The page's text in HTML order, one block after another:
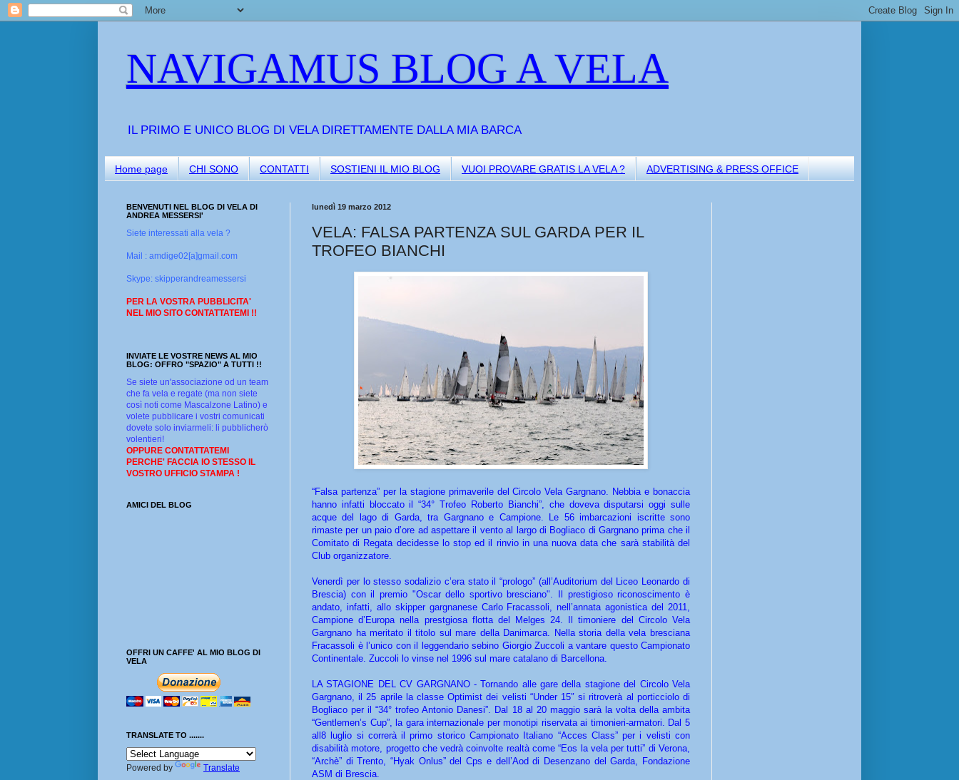
NAVIGAMUS BLOG A VELA
IL PRIMO E UNICO BLOG DI VELA DIRETTAMENTE DALLA MIA BARCA
Home page CHI SONO CONTATTI SOSTIENI IL MIO BLOG VUOI PROVARE GRATIS LA VELA ? ADVERTISING & PRESS OFFICE
lunedì 19 marzo 2012
VELA: FALSA PARTENZA SUL GARDA PER IL
TROFEO BIANCHI
“Falsa partenza” per la stagione primaverile del Circolo Vela Gargnano. Nebbia e bonaccia
hanno infatti bloccato il “34° Trofeo Roberto Bianchi”, che doveva disputarsi oggi sulle
acque del lago di Garda, tra Gargnano e Campione. Le 56 imbarcazioni iscritte sono
rimaste per un paio d’ore ad aspettare il vento al largo di Bogliaco di Gargnano prima che il
Comitato di Regata decidesse lo stop ed il rinvio in una nuova data che sarà stabilità del
Club organizzatore.
Venerdì per lo stesso sodalizio c’era stato il “prologo” (all’Auditorium del Liceo Leonardo di
Brescia) con il premio "Oscar dello sportivo bresciano". Il prestigioso riconoscimento è
andato, infatti, allo skipper gargnanese Carlo Fracassoli, nell’annata agonistica del 2011,
Campione d’Europa nella prestgiosa flotta del Melges 24. Il timoniere del Circolo Vela
Gargnano ha meritato il titolo sul mare della Danimarca. Nella storia della vela bresciana
Fracassoli è l’unico con il leggendario sebino Giorgio Zuccoli a vantare questo Campionato
Continentale. Zuccoli lo vinse nel 1996 sul mare catalano di Barcellona.
LA STAGIONE DEL CV GARGNANO - Tornando alle gare della stagione del Circolo Vela
Gargnano, il 25 aprile la classe Optimist dei velisti “Under 15″ si ritroverà al porticciolo di
Bogliaco per il “34° trofeo Antonio Danesi”. Dal 18 al 20 maggio sarà la volta della ambita
“Gentlemen’s Cup”, la gara internazionale per monotipi riservata ai timonieri-armatori. Dal 5
all8 luglio si correrà il primo storico Campionato Italiano “Acces Class” per i velisti con
disabilità motore, progetto che vedrà coinvolte realtà come “Eos la vela per tutti” di Verona,
“Archè” di Trento, “Hyak Onlus” del Cps e dell’Aod di Desenzano del Garda, Fondazione
ASM di Brescia.
BENVENUTI NEL BLOG DI VELA DI
ANDREA MESSERSI'
Siete interessati alla vela ?
Mail : amdige02[a]gmail.com
Skype: skipperandreamessersi
PER LA VOSTRA PUBBLICITA'
NEL MIO SITO CONTATTATEMI !!
INVIATE LE VOSTRE NEWS AL MIO
BLOG: OFFRO "SPAZIO" A TUTTI !!
Se siete un'associazione od un team
che fa vela e regate (ma non siete
così noti come Mascalzone Latino) e
volete pubblicare i vostri comunicati
dovete solo inviarmeli: li pubblicherò
volentieri!
OPPURE CONTATTATEMI
PERCHE' FACCIA IO STESSO IL
VOSTRO UFFICIO STAMPA !
AMICI DEL BLOG
OFFRI UN CAFFE' AL MIO BLOG DI
VELA
TRANSLATE TO .......
Powered by Translate